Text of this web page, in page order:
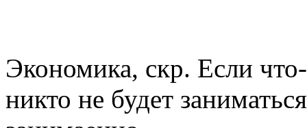
Экономика, скр. Если
никто не будет